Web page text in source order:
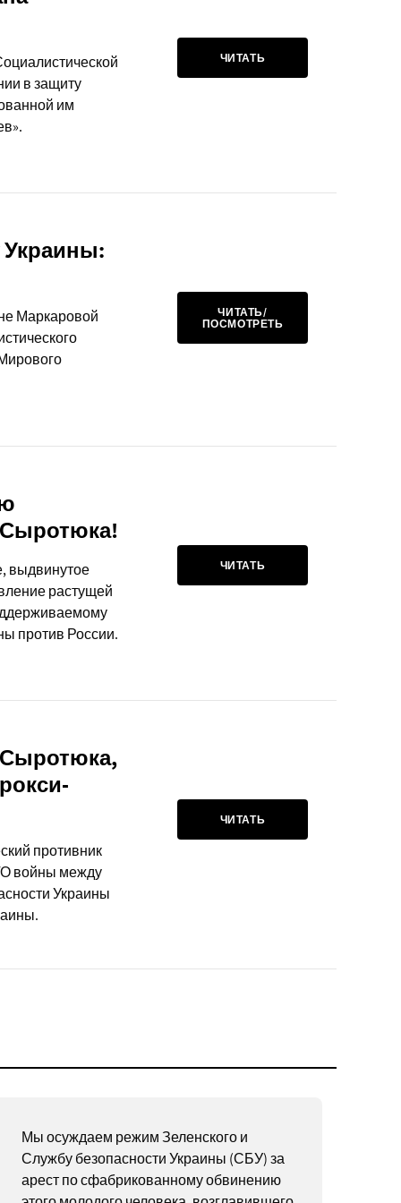
в защиту
им
ЧИТАТЬ
Украины:
Маркаровой
ЧИТАТЬ/
ПОСМОТРЕТЬ
Сыротюка!
выдвинутое
растущей
против России.
ЧИТАТЬ
Сыротюка,
противник
войны между
Украины
ЧИТАТЬ
Мы осуждаем режим Зеленского и
Службу безопасности Украины (СБУ) за
арест по сфабрикованному обвинению